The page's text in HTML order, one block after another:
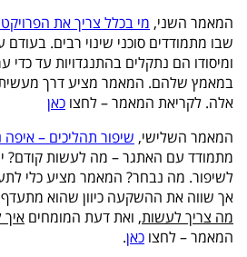
המאמר השני, מי בכלל צריך את
שבו מתמודדים סוכני שינוי רבים.
ומיסודו הם נתקלים בהתנגדויות עד
במאמץ שלהם. המאמר מציע דרך
אלה. לקריאת המאמר – לחצו כאן
המאמר השלישי, שיפור תהליכים –
מתמודד עם האתגר – מה לעשות קודם?
לשיפור. מה נבחר? המאמר מציע כלי
אך שווה את ההשקעה כיוון שהוא
מה צריך לעשות, ואת דעת המומחים
המאמר – לחצו כאן.